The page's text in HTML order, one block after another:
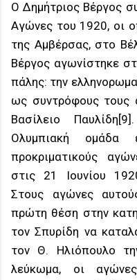
Ο Δημήτριος Βέργος
Αγώνες του 1920, οι
της Αμβέρσας, στο
Βέργος αγωνίστηκε
πάλης: την
ως συντρόφους τους
Βασίλειο
Ολυμπιακή ομάδα
προκριματικούς
στις 21 Ιουνίου
Στους αγώνες
πρώτη θέση στην
τον Σπυρίδη να
τον Θ. Ηλιόπουλο
λεύκωμα, οι